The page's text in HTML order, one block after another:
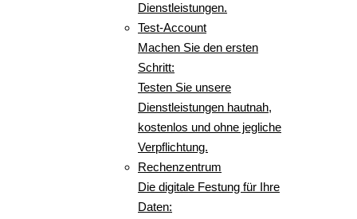
Dienstleistungen.
Test-Account
Machen Sie den ersten
Schritt:
Testen Sie unsere
Dienstleistungen hautnah,
kostenlos und ohne jegliche
Verpflichtung.
Rechenzentrum
Die digitale Festung für Ihre
Daten: